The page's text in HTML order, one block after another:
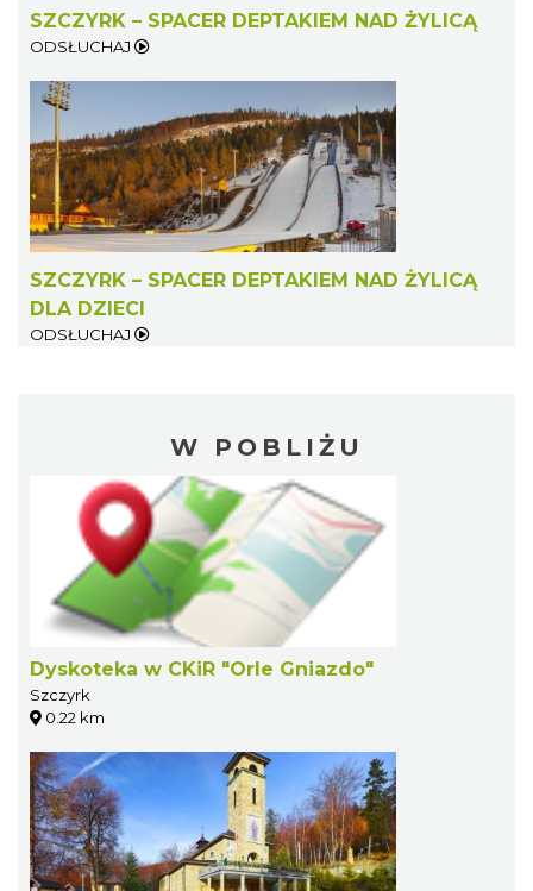
SZCZYRK – SPACER DEPTAKIEM NAD ŻYLICĄ
ODSŁUCHAJ
SZCZYRK – SPACER DEPTAKIEM NAD ŻYLICĄ
DLA DZIECI
ODSŁUCHAJ
W POBLIŻU
Dyskoteka w CKiR "Orle Gniazdo"
Szczyrk
0.22 km